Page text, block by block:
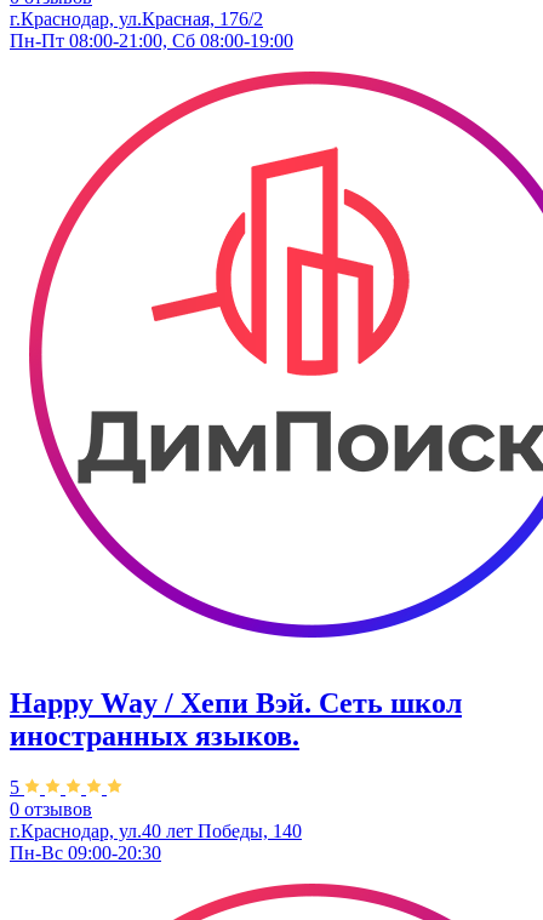
г.Краснодар, ул.Красная, 176/2
Пн-Пт 08:00-21:00, Сб 08:00-19:00
Happy Way / Хепи Вэй. Сеть школ
иностранных языков.
5
0 отзывов
г.Краснодар, ул.40 лет Победы, 140
Пн-Вс 09:00-20:30